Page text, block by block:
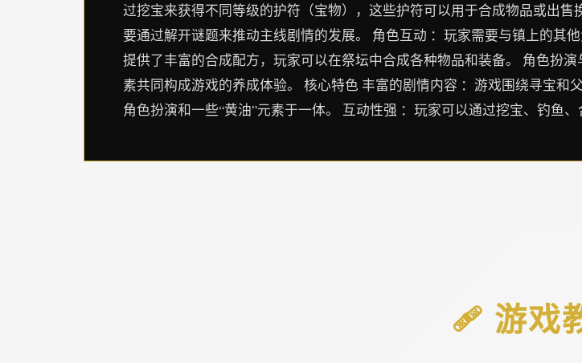
过挖宝来获得不同等级的护符（宝物），这些护符可以用于合成物品或出
要通过解开谜题来推动主线剧情的发展。 角色互动 ：玩家需要与镇上的其
提供了丰富的合成配方，玩家可以在祭坛中合成各种物品和装备。 角色扮
素共同构成游戏的养成体验。 核心特色 丰富的剧情内容 ：游戏围绕寻宝和
角色扮演和一些“黄油”元素于一体。 互动性强 ：玩家可以通过挖宝、钓鱼、
🩹 游戏